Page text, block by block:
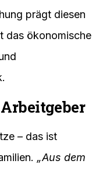
prägt diesen
das ökonomische
– das ist
„Aus dem